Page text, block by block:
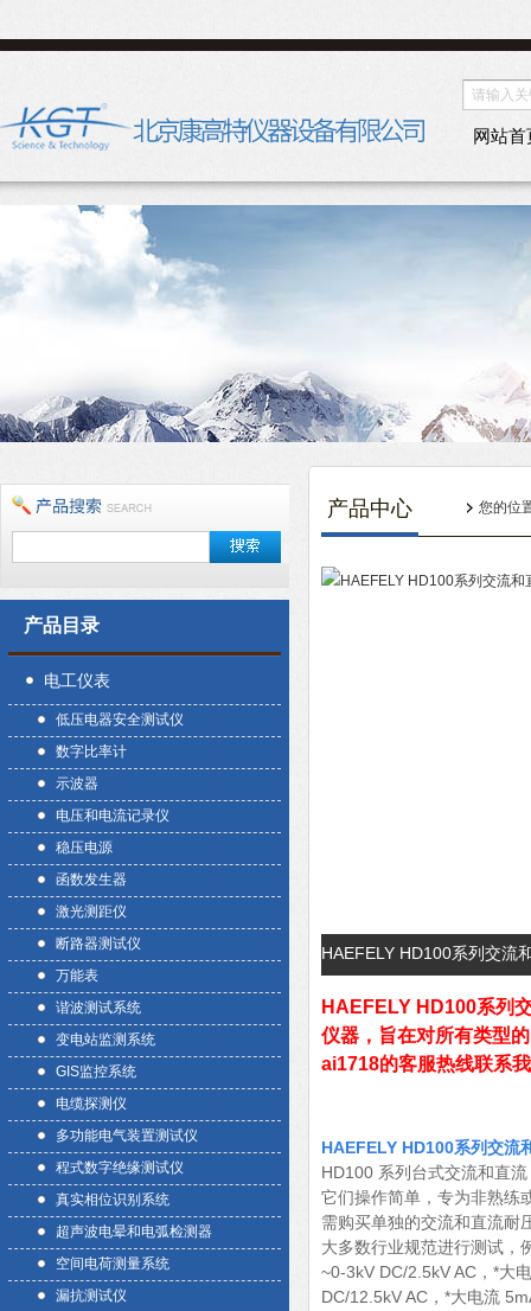
网站首
产品目录
电工仪表
低压电器安全测试仪
数字比率计
示波器
电压和电流记录仪
稳压电源
函数发生器
激光测距仪
断路器测试仪
万能表
谐波测试系统
变电站监测系统
GIS监控系统
电缆探测仪
多功能电气装置测试仪
程式数字绝缘测试仪
真实相位识别系统
超声波电晕和电弧检测器
空间电荷测量系统
漏抗测试仪
产品中心 您的位
HAEFELY HD100系列交流
HAEFELY HD100系列
仪器，旨在对所有类型
ai1718的客服热线联系
HAEFELY HD100系列交流
HD100 系列台式交流和直
它们操作简单，专为非熟练
需购买单独的交流和直流耐
大多数行业规范进行测试，
~0-3kV DC/2.5kV AC，*大
DC/12.5kV AC，*大电流